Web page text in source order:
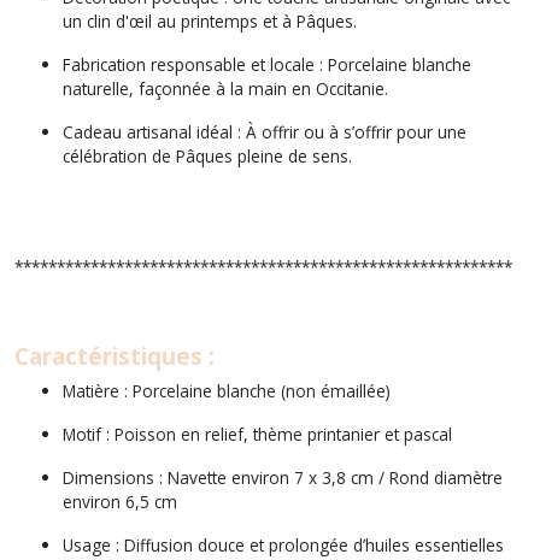
un clin d'œil au printemps et à Pâques.
Fabrication responsable et locale : Porcelaine blanche
naturelle, façonnée à la main en Occitanie.
Cadeau artisanal idéal : À offrir ou à s’offrir pour une
célébration de Pâques pleine de sens.
***********************************************************
Caractéristiques :
Matière : Porcelaine blanche (non émaillée)
Motif : Poisson en relief, thème printanier et pascal
Dimensions : Navette environ 7 x 3,8 cm / Rond diamètre
environ 6,5 cm
Usage : Diffusion douce et prolongée d’huiles essentielles